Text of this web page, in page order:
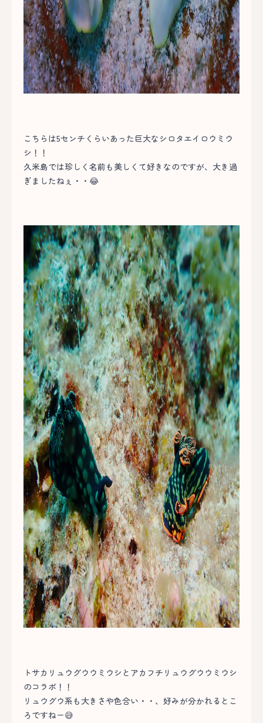
こちらは5センチくらいあった巨大なシロタエイロウミウ
シ！！
久米島では珍しく名前も美しくて好きなのですが、大き過
ぎましたねぇ・・😂
トサカリュウグウウミウシとアカフチリュウグウウミウシ
のコラボ！！
リュウグウ系も大きさや色合い・・、好みが分かれるとこ
ろですねー😅